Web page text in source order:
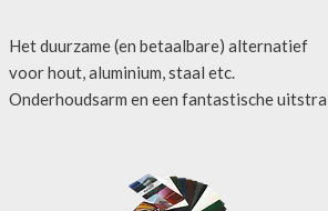
Het duurzame (en betaalbare) alternatief
voor hout, aluminium, staal etc.
Onderhoudsarm en een fantastische